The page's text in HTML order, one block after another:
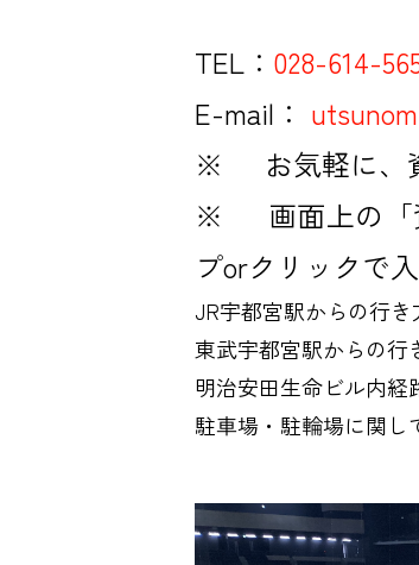
TEL： 028-614-
E-mail：
※ お気軽に、資
※ 画面上の「資
プorクリックで
JR宇都宮駅からの行き
東武宇都宮駅からの行
明治安田生命ビル内経
駐車場・駐輪場に関し